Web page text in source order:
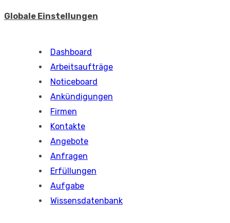
Globale Einstellungen
Dashboard
Arbeitsaufträge
Noticeboard
Ankündigungen
Firmen
Kontakte
Angebote
Anfragen
Erfüllungen
Aufgabe
Wissensdatenbank